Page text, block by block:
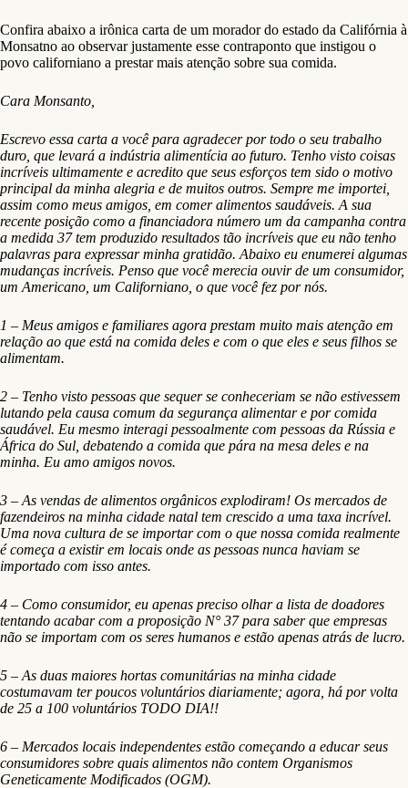
Confira abaixo a irônica carta de um morador do estado da Califórnia à
Monsatno ao observar justamente esse contraponto que instigou o
povo californiano a prestar mais atenção sobre sua comida.
Cara Monsanto,
Escrevo essa carta a você para agradecer por todo o seu trabalho
duro, que levará a indústria alimentícia ao futuro. Tenho visto coisas
incríveis ultimamente e acredito que seus esforços tem sido o motivo
principal da minha alegria e de muitos outros. Sempre me importei,
assim como meus amigos, em comer alimentos saudáveis. A sua
recente posição como a financiadora número um da campanha contra
a medida 37 tem produzido resultados tão incríveis que eu não tenho
palavras para expressar minha gratidão. Abaixo eu enumerei algumas
mudanças incríveis. Penso que você merecia ouvir de um consumidor,
um Americano, um Californiano, o que você fez por nós.
1 – Meus amigos e familiares agora prestam muito mais atenção em
relação ao que está na comida deles e com o que eles e seus filhos se
alimentam.
2 – Tenho visto pessoas que sequer se conheceriam se não estivessem
lutando pela causa comum da segurança alimentar e por comida
saudável. Eu mesmo interagi pessoalmente com pessoas da Rússia e
África do Sul, debatendo a comida que pára na mesa deles e na
minha. Eu amo amigos novos.
3 – As vendas de alimentos orgânicos explodiram! Os mercados de
fazendeiros na minha cidade natal tem crescido a uma taxa incrível.
Uma nova cultura de se importar com o que nossa comida realmente
é começa a existir em locais onde as pessoas nunca haviam se
importado com isso antes.
4 – Como consumidor, eu apenas preciso olhar a lista de doadores
tentando acabar com a proposição N° 37 para saber que empresas
não se importam com os seres humanos e estão apenas atrás de lucro.
5 – As duas maiores hortas comunitárias na minha cidade
costumavam ter poucos voluntários diariamente; agora, há por volta
de 25 a 100 voluntários TODO DIA!!
6 – Mercados locais independentes estão começando a educar seus
consumidores sobre quais alimentos não contem Organismos
Geneticamente Modificados (OGM).